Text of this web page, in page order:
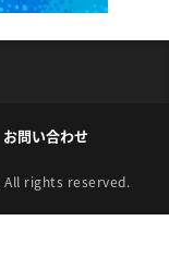
お問い合わせ
All rights reserved.